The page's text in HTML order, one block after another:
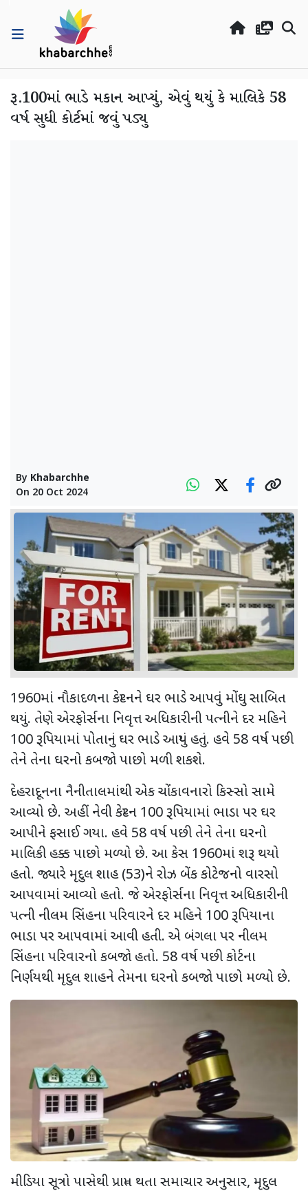
રૂ.100માં ભાડે મકાન આપ્યું, એવું થયું કે માલિકે 58
વર્ષ સુધી કોર્ટમાં જવું પડ્યુ
By Khabarchhe
On 20 Oct 2024
1960માં નૌકાદળના કેપ્ટનને ઘર ભાડે આપવું મોંઘુ સાબિત
થયું. તેણે એરફોર્સના નિવૃત્ત અધિકારીની પત્નીને દર મહિને
100 રૂપિયામાં પોતાનું ઘર ભાડે આપ્યું હતું. હવે 58 વર્ષ પછી
તેને તેના ઘરનો કબજો પાછો મળી શકશે.
દેહરાદૂનના નૈનીતાલમાંથી એક ચોંકાવનારો કિસ્સો સામે
આવ્યો છે. અહીં નેવી કેપ્ટન 100 રૂપિયામાં ભાડા પર ઘર
આપીને ફસાઈ ગયા. હવે 58 વર્ષ પછી તેને તેના ઘરનો
માલિકી હક્ક પાછો મળ્યો છે. આ કેસ 1960માં શરૂ થયો
હતો. જ્યારે મૃદુલ શાહ (53)ને રોઝ બેંક કોટેજનો વારસો
આપવામાં આવ્યો હતો. જે એરફોર્સના નિવૃત્ત અધિકારીની
પત્ની નીલમ સિંહના પરિવારને દર મહિને 100 રૂપિયાના
ભાડા પર આપવામાં આવી હતી. એ બંગલા પર નીલમ
સિંહના પરિવારનો કબજો હતો. 58 વર્ષ પછી કોર્ટના
નિર્ણયથી મૃદુલ શાહને તેમના ઘરનો કબજો પાછો મળ્યો છે.
મીડિયા સૂત્રો પાસેથી પ્રાપ્ત થતા સમાચાર અનુસાર, મૃદુલ